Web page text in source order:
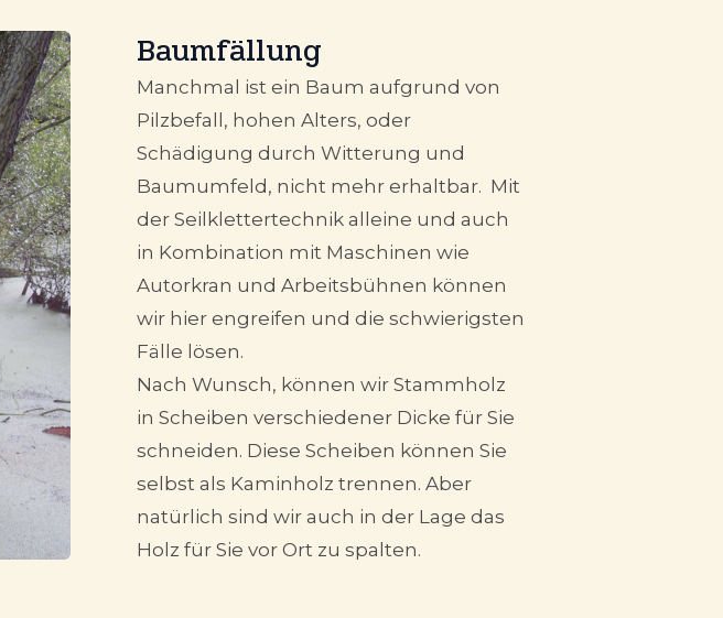
Baumfällung
Manchmal ist ein Baum aufgrund von
Pilzbefall, hohen Alters, oder
Schädigung durch Witterung und
Baumumfeld, nicht mehr erhaltbar. Mit
der Seilklettertechnik alleine und auch
in Kombination mit Maschinen wie
Autorkran und Arbeitsbühnen können
wir hier engreifen und die schwierigsten
Fälle lösen.
Nach Wunsch, können wir Stammholz
in Scheiben verschiedener Dicke für Sie
schneiden. Diese Scheiben können Sie
selbst als Kaminholz trennen. Aber
natürlich sind wir auch in der Lage das
Holz für Sie vor Ort zu spalten.